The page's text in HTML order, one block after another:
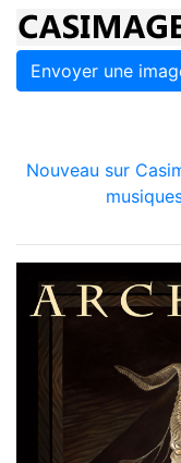
Envoyer une
Nouveau sur